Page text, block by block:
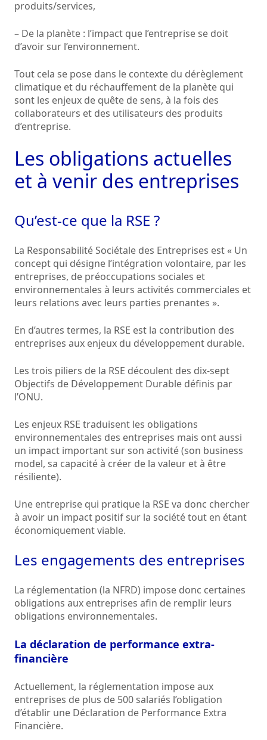
produits/services,
– De la planète : l’impact que l’entreprise se doit
d’avoir sur l’environnement.
Tout cela se pose dans le contexte du dérèglement
climatique et du réchauffement de la planète qui
sont les enjeux de quête de sens, à la fois des
collaborateurs et des utilisateurs des produits
d’entreprise.
Les obligations actuelles
et à venir des entreprises
Qu’est-ce que la RSE ?
La Responsabilité Sociétale des Entreprises est « Un
concept qui désigne l’intégration volontaire, par les
entreprises, de préoccupations sociales et
environnementales à leurs activités commerciales et
leurs relations avec leurs parties prenantes ».
En d’autres termes, la RSE est la contribution des
entreprises aux enjeux du développement durable.
Les trois piliers de la RSE découlent des dix-sept
Objectifs de Développement Durable définis par
l’ONU.
Les enjeux RSE traduisent les obligations
environnementales des entreprises mais ont aussi
un impact important sur son activité (son business
model, sa capacité à créer de la valeur et à être
résiliente).
Une entreprise qui pratique la RSE va donc chercher
à avoir un impact positif sur la société tout en étant
économiquement viable.
Les engagements des entreprises
La réglementation (la NFRD) impose donc certaines
obligations aux entreprises afin de remplir leurs
obligations environnementales.
La déclaration de performance extra-
financière
Actuellement, la réglementation impose aux
entreprises de plus de 500 salariés l’obligation
d’établir une Déclaration de Performance Extra
Financière.